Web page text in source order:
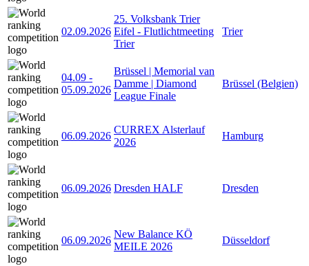
02.09.2026
25. Volksbank Trier
Eifel - Flutlichtmeeting
Trier
Trier
04.09 -
05.09.2026
Brüssel | Memorial van
Damme | Diamond
League Finale
Brüssel (Belgien)
06.09.2026
CURREX Alsterlauf
2026
Hamburg
06.09.2026 Dresden HALF Dresden
06.09.2026
New Balance KÖ
MEILE 2026
Düsseldorf